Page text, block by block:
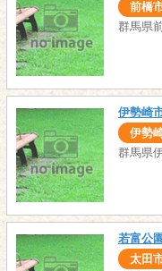
前橋
群馬県
伊勢崎
伊勢
群馬県
若富公
太田